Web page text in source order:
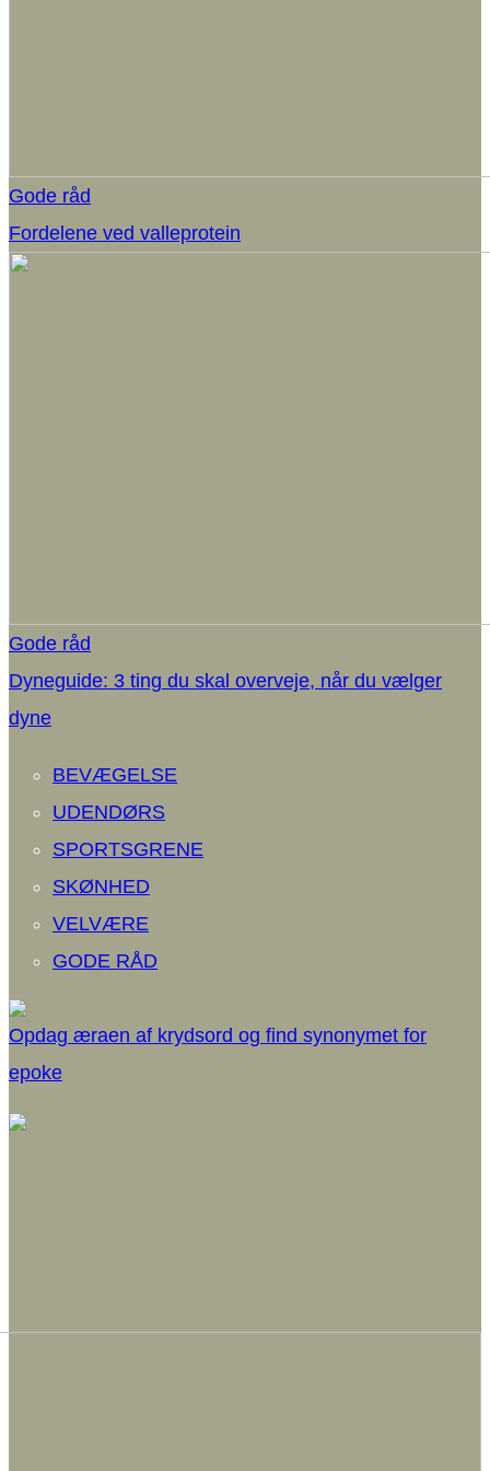
Gode råd
Fordelene ved valleprotein
Gode råd
Dyneguide: 3 ting du skal overveje, når du vælger
dyne
BEVÆGELSE
UDENDØRS
SPORTSGRENE
SKØNHED
VELVÆRE
GODE RÅD
Opdag æraen af krydsord og find synonymet for
epoke